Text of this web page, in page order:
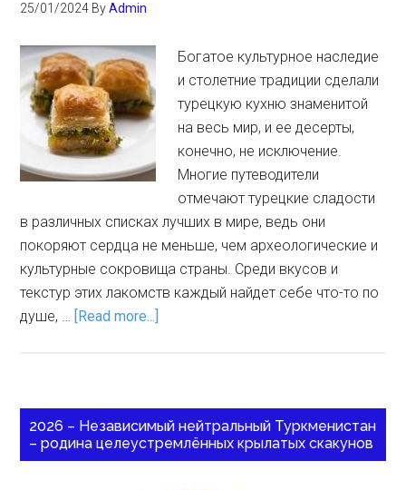
25/01/2024 ByAdmin
Богатое культурное наследие
и столетние традиции сделали
турецкую кухню знаменитой
на весь мир, и ее десерты,
конечно, не исключение.
Многие путеводители
отмечают турецкие сладости
в различных списках лучших в мире, ведь они
покоряют сердца не меньше, чем археологические и
культурные сокровища страны. Среди вкусов и
текстур этих лакомств каждый найдет себе что-то по
душе, … [Read more...]
2026 – Независимый нейтральный Туркменистан
– родина целеустремлённых крылатых скакунов